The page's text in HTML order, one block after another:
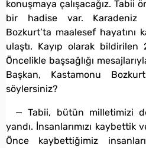
konuşmaya çalışacağız. Tabii
bir hadise var. Karadeniz
Bozkurt’ta maalesef hayatını
ulaştı. Kayıp olarak
Öncelikle başsağlığı
Başkan, Kastamonu
söylersiniz?
— Tabii, bütün milletimizi
yandı. İnsanlarımızı kaybettik
Önce kaybettiğimiz